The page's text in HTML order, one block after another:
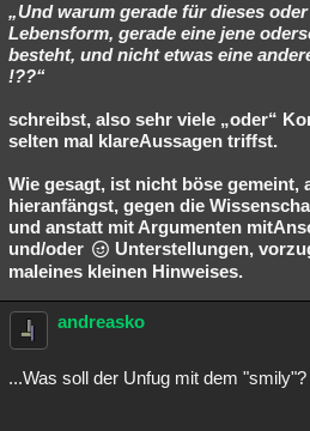
„Und warum gerade für dieses
Lebensform, gerade eine jene
besteht, und nicht etwas eine
!??“
schreibst, also sehr viele „oder“
selten mal klareAussagen triffst.
Wie gesagt, ist nicht böse gemeint,
hieranfängst, gegen die
und anstatt mit Argumenten
und/oder
Unterstellungen,
maleines kleinen Hinweises.
andreasko
...Was soll der Unfug mit dem "smily"?